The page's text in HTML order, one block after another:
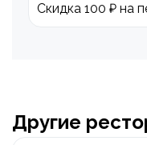
Скидка 100 ₽ на
Другие